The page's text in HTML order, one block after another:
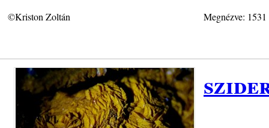
©Kriston Zoltán Megnézve: